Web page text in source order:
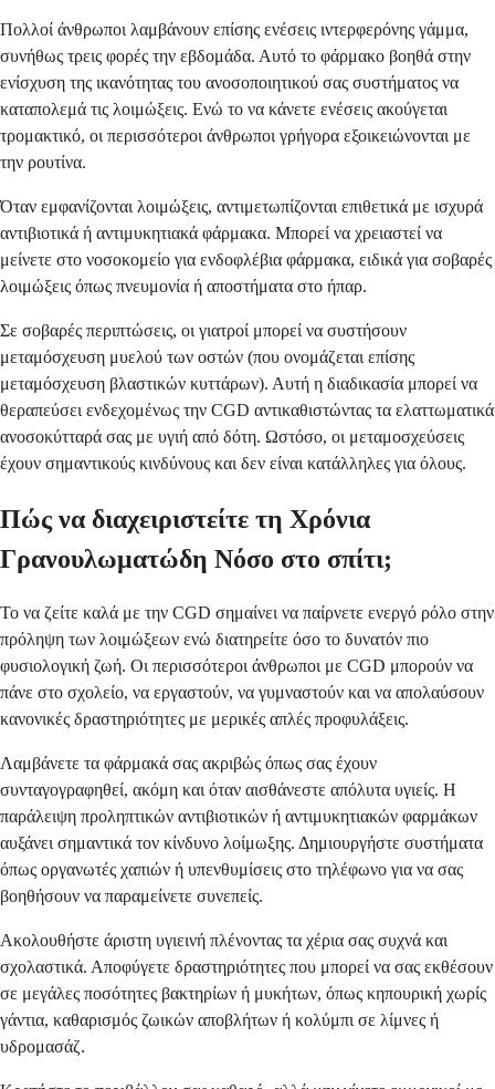
Πολλοί άνθρωποι λαμβάνουν επίσης ενέσεις ιντερφερόνης γάμμα,
συνήθως τρεις φορές την εβδομάδα. Αυτό το φάρμακο βοηθά στην
ενίσχυση της ικανότητας του ανοσοποιητικού σας συστήματος να
καταπολεμά τις λοιμώξεις. Ενώ το να κάνετε ενέσεις ακούγεται
τρομακτικό, οι περισσότεροι άνθρωποι γρήγορα εξοικειώνονται με
την ρουτίνα.
Όταν εμφανίζονται λοιμώξεις, αντιμετωπίζονται επιθετικά με ισχυρά
αντιβιοτικά ή αντιμυκητιακά φάρμακα. Μπορεί να χρειαστεί να
μείνετε στο νοσοκομείο για ενδοφλέβια φάρμακα, ειδικά για σοβαρές
λοιμώξεις όπως πνευμονία ή αποστήματα στο ήπαρ.
Σε σοβαρές περιπτώσεις, οι γιατροί μπορεί να συστήσουν
μεταμόσχευση μυελού των οστών (που ονομάζεται επίσης
μεταμόσχευση βλαστικών κυττάρων). Αυτή η διαδικασία μπορεί να
θεραπεύσει ενδεχομένως την CGD αντικαθιστώντας τα ελαττωματικά
ανοσοκύτταρά σας με υγιή από δότη. Ωστόσο, οι μεταμοσχεύσεις
έχουν σημαντικούς κινδύνους και δεν είναι κατάλληλες για όλους.
Πώς να διαχειριστείτε τη Χρόνια
Γρανουλωματώδη Νόσο στο σπίτι;
Το να ζείτε καλά με την CGD σημαίνει να παίρνετε ενεργό ρόλο στην
πρόληψη των λοιμώξεων ενώ διατηρείτε όσο το δυνατόν πιο
φυσιολογική ζωή. Οι περισσότεροι άνθρωποι με CGD μπορούν να
πάνε στο σχολείο, να εργαστούν, να γυμναστούν και να απολαύσουν
κανονικές δραστηριότητες με μερικές απλές προφυλάξεις.
Λαμβάνετε τα φάρμακά σας ακριβώς όπως σας έχουν
συνταγογραφηθεί, ακόμη και όταν αισθάνεστε απόλυτα υγιείς. Η
παράλειψη προληπτικών αντιβιοτικών ή αντιμυκητιακών φαρμάκων
αυξάνει σημαντικά τον κίνδυνο λοίμωξης. Δημιουργήστε συστήματα
όπως οργανωτές χαπιών ή υπενθυμίσεις στο τηλέφωνο για να σας
βοηθήσουν να παραμείνετε συνεπείς.
Ακολουθήστε άριστη υγιεινή πλένοντας τα χέρια σας συχνά και
σχολαστικά. Αποφύγετε δραστηριότητες που μπορεί να σας εκθέσουν
σε μεγάλες ποσότητες βακτηρίων ή μυκήτων, όπως κηπουρική χωρίς
γάντια, καθαρισμός ζωικών αποβλήτων ή κολύμπι σε λίμνες ή
υδρομασάζ.